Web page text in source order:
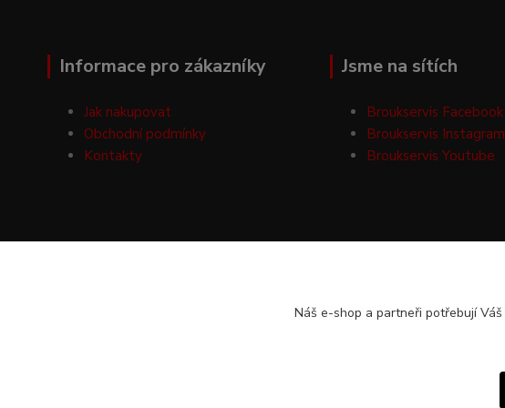
Informace pro zákazníky
Jak nakupovat
Obchodní podmínky
Kontakty
Jsme na sítích
Broukservis Facebook
Broukservis Instagram
Broukservis Youtube
Náš e-shop a partneři potřebují Váš